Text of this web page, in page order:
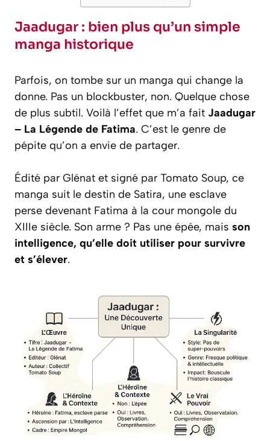
Jaadugar : bien plus qu’un simple
manga historique
Parfois, on tombe sur un manga qui change la
donne. Pas un blockbuster, non. Quelque chose
de plus subtil. Voilà l’effet que m’a fait Jaadugar
– La Légende de Fatima. C’est le genre de
pépite qu’on a envie de partager.
Édité par Glénat et signé par Tomato Soup, ce
manga suit le destin de Satira, une esclave
perse devenant Fatima à la cour mongole du
XIIIe siècle. Son arme ? Pas une épée, mais son
intelligence, qu’elle doit utiliser pour survivre
et s’élever.